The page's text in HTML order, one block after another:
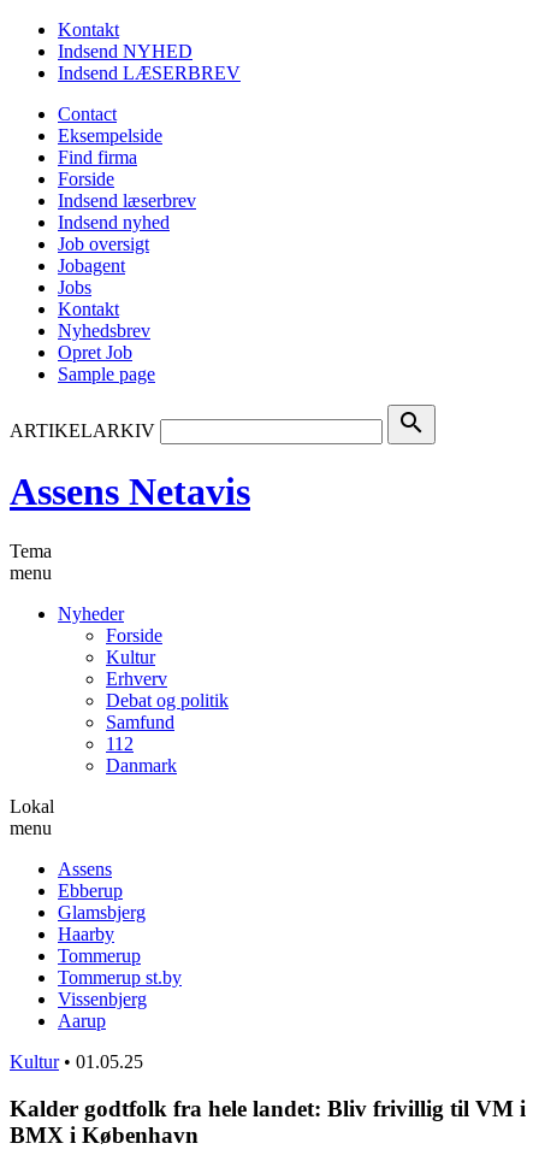
Kontakt
Indsend NYHED
Indsend LÆSERBREV
Contact
Eksempelside
Find firma
Forside
Indsend læserbrev
Indsend nyhed
Job oversigt
Jobagent
Jobs
Kontakt
Nyhedsbrev
Opret Job
Sample page
ARTIKELARKIV search
Assens Netavis
Tema
menu
Nyheder
Forside
Kultur
Erhverv
Debat og politik
Samfund
112
Danmark
Lokal
menu
Assens
Ebberup
Glamsbjerg
Haarby
Tommerup
Tommerup st.by
Vissenbjerg
Aarup
Kultur • 01.05.25
Kalder godtfolk fra hele landet: Bliv frivillig til VM i
BMX i København